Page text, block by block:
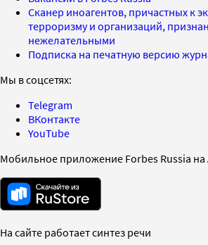
Сканер иноагентов, причастных к
терроризму и организаций,
нежелательными
Подписка на печатную версию
Мы в соцсетях:
Telegram
ВКонтакте
YouTube
Мобильное приложение Forbes Russia
На сайте работает синтез речи